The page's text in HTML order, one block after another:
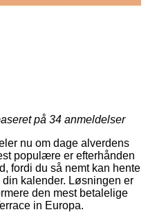
på 34 anmeldelser
nu om dage alverdens
populære er efterhånden
fordi du så nemt kan hente
kalender. Løsningen er
den mest betalelige
in Europa.